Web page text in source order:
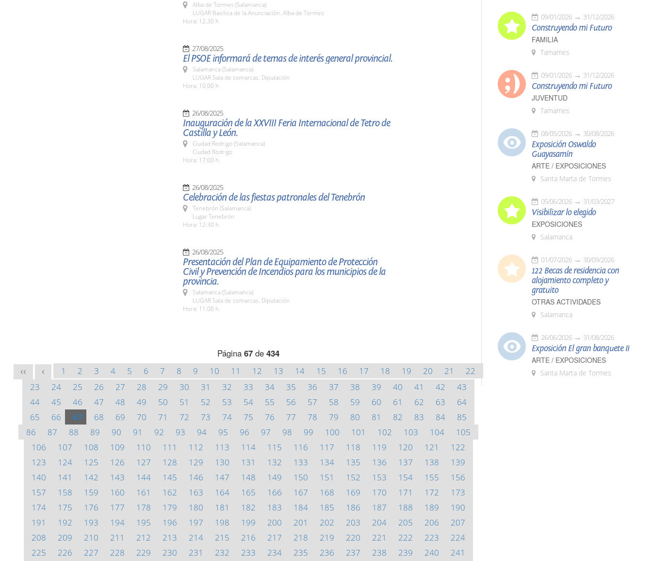
Alba de Tormes (Salamanca)
LUGAR Basílica de la Anunciación. Alba de Tormes
Hora: 12,30 h
27/08/2025
El PSOE informará de temas de interés general provincial.
Salamanca (Salamanca)
LUGAR Sala de comarcas. Diputación
Hora: 10,00 h
26/08/2025
Inauguración de la XXVIII Feria Internacional de Tetro de
Castilla y León.
Ciudad Rodrigo (Salamanca)
Ciudad Rodrigo
Hora: 17:00 h.
26/08/2025
Celebración de las fiestas patronales del Tenebrón
Tenebrón (Salamanca)
Lugar Tenebrón
Hora: 12:30 h.
26/08/2025
Presentación del Plan de Equipamiento de Protección
Civil y Prevención de Incendios para los municipios de la
provincia.
Salamanca (Salamanca)
LUGAR Sala de comarcas. Diputación
Hora: 11:00 h.
Página 67 de 434
<< < 1 2 3 4 5 6 7 8 9 10 11 12 13 14 15 16 17 18 19 20 21
22
23
24 25 26 27 28 29 30 31 32 33 34 35 36 37 38 39 40 41 42
43
44
45 46 47 48 49 50 51 52 53 54 55 56 57 58 59 60 61 62 63
64
65
66 67 68 69 70 71 72 73 74 75 76 77 78 79 80 81 82 83 84
85
86
87 88 89 90 91 92 93 94 95 96 97 98 99 100 101 102 103 104
105
106
107 108 109 110 111 112 113 114 115 116 117 118 119 120 121
122
123
124 125 126 127 128 129 130 131 132 133 134 135 136 137 138
139
140
141 142 143 144 145 146 147 148 149 150 151 152 153 154 155
156
157
158 159 160 161 162 163 164 165 166 167 168 169 170 171 172
173
174
175 176 177 178 179 180 181 182 183 184 185 186 187 188 189
190
191
192 193 194 195 196 197 198 199 200 201 202 203 204 205 206
207
208
209 210 211 212 213 214 215 216 217 218 219 220 221 222 223
224
225
226 227 228 229 230 231 232 233 234 235 236 237 238 239 240 241
09/01/2026 31/12/2026
Construyendo mi Futuro
FAMILIA
Tamames
09/01/2026 31/12/2026
Construyendo mi Futuro
JUVENTUD
Tamames
08/05/2026 30/08/2026
Exposición Oswaldo
Guayasamín
ARTE / EXPOSICIONES
Santa Marta de Tormes
05/06/2026 31/03/2027
Visibilizar lo elegido
EXPOSICIONES
Salamanca
01/07/2026 30/09/2026
122 Becas de residencia con
alojamiento completo y
gratuito
OTRAS ACTIVIDADES
Salamanca
26/06/2026 31/08/2026
Exposición El gran banquete II
ARTE / EXPOSICIONES
Santa Marta de Tormes